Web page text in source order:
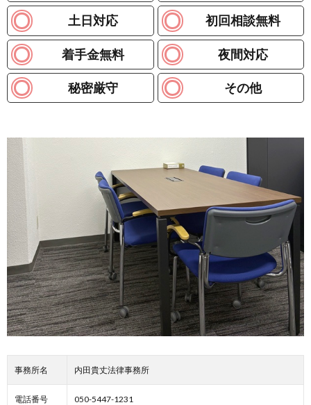
土日対応 初回相談無料
着手金無料 夜間対応
秘密厳守 その他
事務所名 内田貴丈法律事務所
電話番号 050-5447-1231